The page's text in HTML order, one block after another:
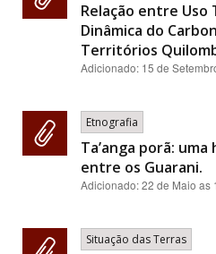
Relação entre Uso
Dinâmica do
Territórios
Adicionado: 15 de
Etnografia
Ta’anga porã:
entre os Guarani.
Adicionado:22 de Maio as
Situação das Terras